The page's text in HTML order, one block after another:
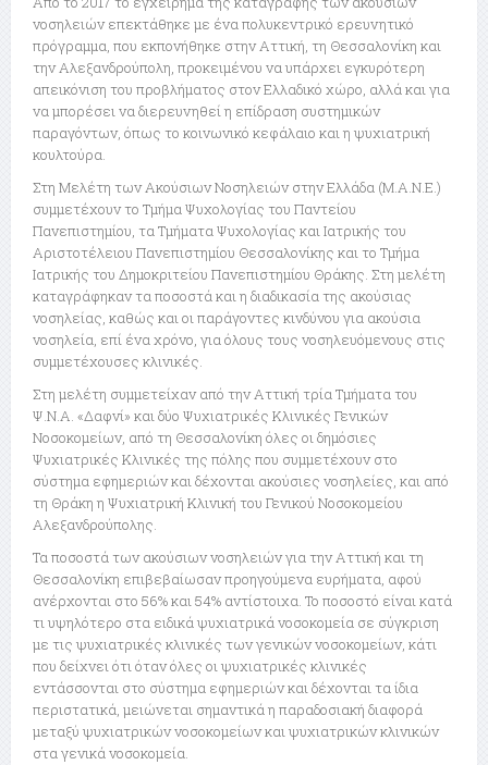
νοσηλειών επεκτάθηκε με ένα πολυκεντρικό ερευνητικό
πρόγραμμα, που εκπονήθηκε στην Αττική, τη Θεσσαλονίκη και
την Αλεξανδρούπολη, προκειμένου να υπάρχει εγκυρότερη
απεικόνιση του προβλήματος στον Ελλαδικό χώρο, αλλά και για
να μπορέσει να διερευνηθεί η επίδραση συστημικών
παραγόντων, όπως το κοινωνικό κεφάλαιο και η ψυχιατρική
κουλτούρα.
Στη Μελέτη των Ακούσιων Νοσηλειών στην Ελλάδα (Μ.Α.Ν.Ε.)
συμμετέχουν το Τμήμα Ψυχολογίας του Παντείου
Πανεπιστημίου, τα Τμήματα Ψυχολογίας και Ιατρικής του
Αριστοτέλειου Πανεπιστημίου Θεσσαλονίκης και το Τμήμα
Ιατρικής του Δημοκριτείου Πανεπιστημίου Θράκης. Στη μελέτη
καταγράφηκαν τα ποσοστά και η διαδικασία της ακούσιας
νοσηλείας, καθώς και οι παράγοντες κινδύνου για ακούσια
νοσηλεία, επί ένα χρόνο, για όλους τους νοσηλευόμενους στις
συμμετέχουσες κλινικές.
Στη μελέτη συμμετείχαν από την Αττική τρία Τμήματα του
Ψ.Ν.Α. «Δαφνί» και δύο Ψυχιατρικές Κλινικές Γενικών
Νοσοκομείων, από τη Θεσσαλονίκη όλες οι δημόσιες
Ψυχιατρικές Κλινικές της πόλης που συμμετέχουν στο
σύστημα εφημεριών και δέχονται ακούσιες νοσηλείες, και από
τη Θράκη η Ψυχιατρική Κλινική του Γενικού Νοσοκομείου
Αλεξανδρούπολης.
Τα ποσοστά των ακούσιων νοσηλειών για την Αττική και τη
Θεσσαλονίκη επιβεβαίωσαν προηγούμενα ευρήματα, αφού
ανέρχονται στο 56% και 54% αντίστοιχα. Το ποσοστό είναι κατά
τι υψηλότερο στα ειδικά ψυχιατρικά νοσοκομεία σε σύγκριση
με τις ψυχιατρικές κλινικές των γενικών νοσοκομείων, κάτι
που δείχνει ότι όταν όλες οι ψυχιατρικές κλινικές
εντάσσονται στο σύστημα εφημεριών και δέχονται τα ίδια
περιστατικά, μειώνεται σημαντικά η παραδοσιακή διαφορά
μεταξύ ψυχιατρικών νοσοκομείων και ψυχιατρικών κλινικών
στα γενικά νοσοκομεία.